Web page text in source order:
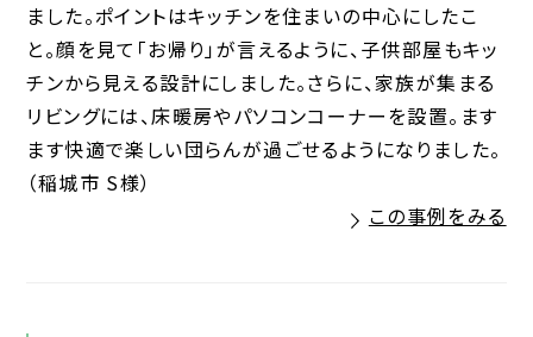
ました。ポイントはキッチンを住まいの中心にしたこ
と。顔を見て「お帰り」が言えるように、子供部屋もキッ
チンから見える設計にしました。さらに、家族が集まる
リビングには、床暖房やパソコンコーナーを設置。ます
ます快適で楽しい団らんが過ごせるようになりました。
（稲城市 S様）
この事例をみる